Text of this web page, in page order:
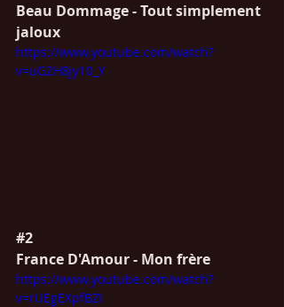
Beau Dommage - Tout simplement
jaloux
https://www.youtube.com/watch?
v=uG2H8jy10_Y
#2
France D'Amour - Mon frère
https://www.youtube.com/watch?
v=rUEgEXpfBZI